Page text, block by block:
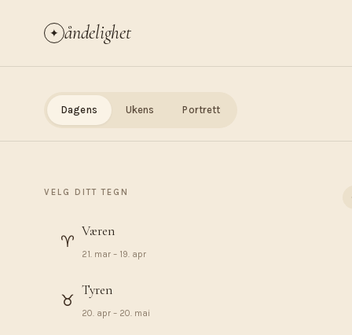
✦ åndelighet
Dagens Ukens Portrett
VELG DITT TEGN
♈︎
Væren
21. mar – 19. apr
♉︎
Tyren
20. apr – 20. mai